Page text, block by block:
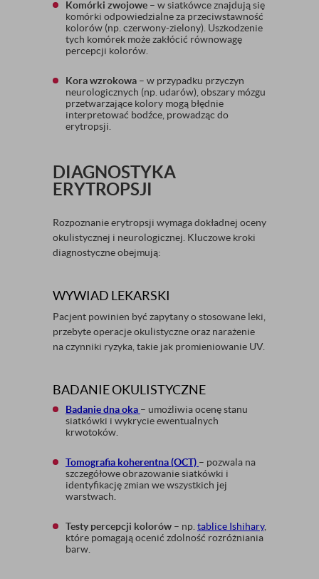
Komórki zwojowe – w siatkówce znajdują się
komórki odpowiedzialne za przeciwstawność
kolorów (np. czerwony-zielony). Uszkodzenie
tych komórek może zakłócić równowagę
percepcji kolorów.
Kora wzrokowa – w przypadku przyczyn
neurologicznych (np. udarów), obszary mózgu
przetwarzające kolory mogą błędnie
interpretować bodźce, prowadząc do
erytropsji.
DIAGNOSTYKA
ERYTROPSJI
Rozpoznanie erytropsji wymaga dokładnej oceny
okulistycznej i neurologicznej. Kluczowe kroki
diagnostyczne obejmują:
WYWIAD LEKARSKI
Pacjent powinien być zapytany o stosowane leki,
przebyte operacje okulistyczne oraz narażenie
na czynniki ryzyka, takie jak promieniowanie UV.
BADANIE OKULISTYCZNE
Badanie dna oka – umożliwia ocenę stanu
siatkówki i wykrycie ewentualnych
krwotoków.
Tomografia koherentna (OCT) – pozwala na
szczegółowe obrazowanie siatkówki i
identyfikację zmian we wszystkich jej
warstwach.
Testy percepcji kolorów – np. tablice Ishihary,
które pomagają ocenić zdolność rozróżniania
barw.